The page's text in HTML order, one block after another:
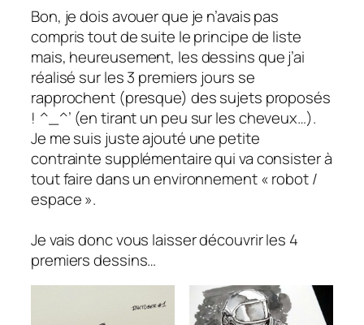
Bon, je dois avouer que je n’avais pas
compris tout de suite le principe de liste
mais, heureusement, les dessins que j’ai
réalisé sur les 3 premiers jours se
rapprochent (presque) des sujets proposés
! ^_^’ (en tirant un peu sur lescheveux…).
Je me suis juste ajouté une petite
contrainte supplémentaire qui va consister à
tout faire dans un environnement « robot /
espace ».
Je vais donc vous laisser découvrir les 4
premiers dessins…